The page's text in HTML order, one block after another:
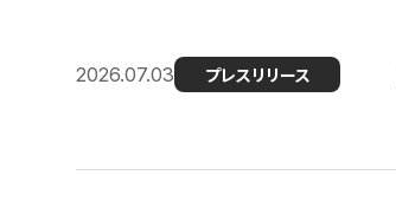
2026.07.03 プレスリリース